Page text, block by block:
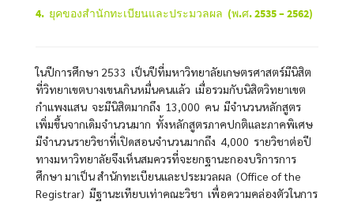
4. ยุคของสำนักทะเบียนและประมวลผล (พ.ศ. 2535– 2562)
ในปีการศึกษา 2533 เป็นปีที่มหาวิทยาลัยเกษตรศาสตร์มีนิสิต
ที่วิทยาเขตบางเขนเกินหมื่นคนแล้ว เมื่อรวมกับนิสิตวิทยาเขต
กำแพงแสน จะมีนิสิตมากถึง 13,000 คน มีจำนวนหลักสูตร
เพิ่มขึ้นจากเดิมจำนวนมาก ทั้งหลักสูตรภาคปกติและภาคพิเศษ
มีจำนวนรายวิชาที่เปิดสอนจำนวนมากถึง 4,000 รายวิชาต่อปี
ทางมหาวิทยาลัยจึงเห็นสมควรที่จะยกฐานะกองบริการการ
ศึกษา มาเป็น สำนักทะเบียนและประมวลผล (Office of the
Registrar) มีฐานะเทียบเท่าคณะวิชา เพื่อความคล่องตัวในการ